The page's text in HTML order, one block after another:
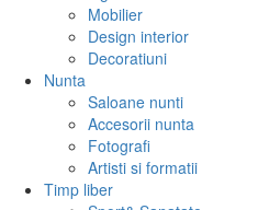
Mobilier
Design interior
Decoratiuni
Nunta
Saloane nunti
Accesorii nunta
Fotografi
Artisti si formatii
Timp liber